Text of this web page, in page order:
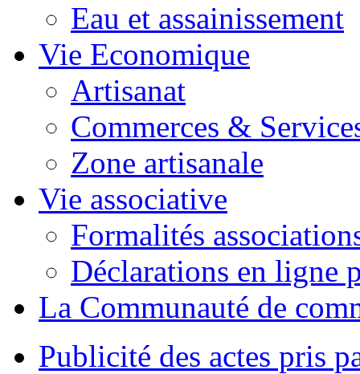
Eau et assainissement
Vie Economique
Artisanat
Commerces &
Zone artisanale
Vie associative
Formalités
Déclarations en ligne
La Communauté de
Publicité des actes pris